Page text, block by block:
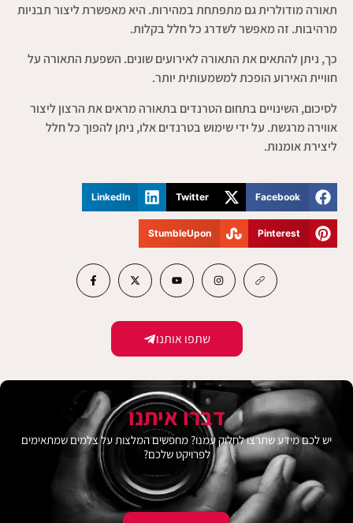
תאורה מודולרית גם מתפתחת במהירות. היא מאפשרת ליצור תבניות
מרהיבות. זה מאפשר לשדרג כל חלל בקלות.
כך, ניתן להתאים את התאורה לאירועים שונים. השפעת התאורה על
חוויית האירוע הופכת למשמעותית יותר.
לסיכום, השינויים בתחום הטרנדים בתאורה מראים את הרצון ליצור
אווירה מרגשת. על ידי שימוש בטרנדים אלו, ניתן להפוך כל חלל
ליצירת אומנות.
Facebook
Twitter
LinkedIn
Pinterest
StumbleUpon
שתפו אותנו
דברו איתנו
יש לכם מידע שתרצו לחלוק עמנו? מחפשים המלצות על צלמים שמתאימים
לפרויקט שלכם?